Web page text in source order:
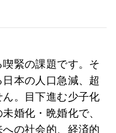
緊の課題です。そ
本の人口急減、超
。目下進む少子化
婚化・晩婚化で、
の社会的、経済的